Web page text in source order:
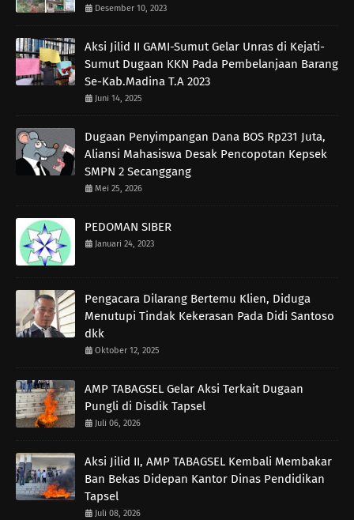
Desember 10, 2023
Aksi Jilid II GAMI-Sumut Gelar Unras di Kejati-
Sumut Dugaan KKN Pada Pembelanjaan Barang
Se-Kab.Madina T.A 2023
Juni 14, 2025
Dugaan Penyimpangan Dana BOS Rp231 Juta,
Aliansi Mahasiswa Desak Pencopotan Kepsek
SMPN 2 Secanggang
Mei 25, 2026
PEDOMAN SIBER
Januari 24, 2023
Pengacara Dilarang Bertemu Klien, Diduga
Menutupi Tindak Kekerasan Pada Didi Santoso
dkk
Oktober 12, 2025
AMP TABAGSEL Gelar Aksi Terkait Dugaan
Pungli di Disdik Tapsel
Juli 06, 2026
Aksi Jilid II, AMP TABAGSEL Kembali Membakar
Ban Bekas Didepan Kantor Dinas Pendidikan
Tapsel
Juli 08, 2026